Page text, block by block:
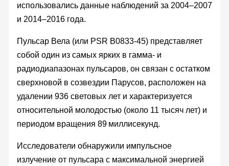
использовались данные наблюдений за 2004–2007
и 2014–2016 года.
Пульсар Вела (или PSR B0833-45) представляет
собой один из самых ярких в гамма- и
радиодиапазонах пульсаров, он связан с остатком
сверхновой в созвездии Парусов, расположен на
удалении 936 световых лет и характеризуется
относительной молодостью (около 11 тысяч лет) и
периодом вращения 89 миллисекунд.
Исследователи обнаружили импульсное
излучение от пульсара с максимальной энергией